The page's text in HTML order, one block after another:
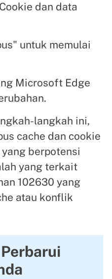
dan data
untuk memulai
Microsoft Edge
langkah ini,
cache dan cookie
berpotensi
yang terkait
102630 yang
atau konflik